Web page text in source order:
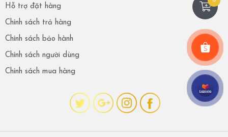
Hỗ trợ đặt hàng
Chính sách trả hàng
Chính sách bảo hành
Chính sách người dùng
Chính sách mua hàng